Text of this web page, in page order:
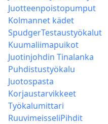
Juotteenpoistopumput
Kolmannet kädet
SpudgerTestaustyökalut
Kuumaliimapuikot
Juotinjohdin Tinalanka
Puhdistustyökalu
Juotospasta
Korjaustarvikkeet
Työkalumittari
RuuvimeisseliPihdit